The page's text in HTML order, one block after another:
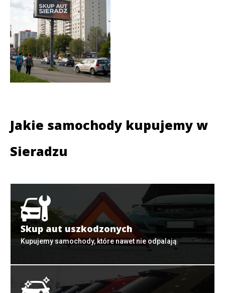
Jakie samochody kupujemy w
Sieradzu
Skup aut uszkodzonych
Kupujemy samochody, które nawet nie odpalają.